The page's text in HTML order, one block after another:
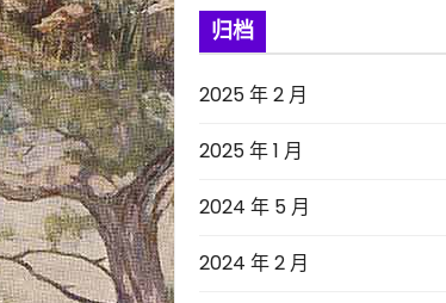
归档
2025 年 2 月
2025 年 1 月
2024 年 5 月
2024 年 2 月